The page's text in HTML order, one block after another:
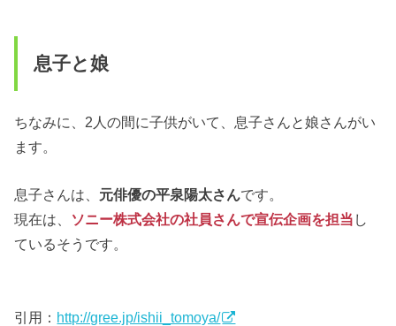
息子と娘
ちなみに、2人の間に子供がいて、息子さんと娘さんがい
ます。
息子さんは、 元俳優の平泉陽太さんです。
現在は、 ソニー株式会社の社員さんで宣伝企画を担当 し
ているそうです。
引用： http://gree.jp/ishii_tomoya/